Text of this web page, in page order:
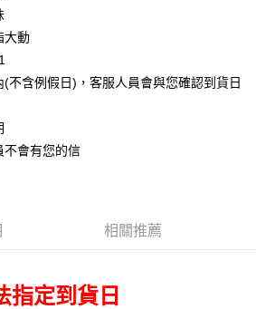
】付款後全家取貨⭐依訂購順序安
】7-11取貨付款⭐依訂購順序安排
以上)免運費
以上)免運費
含以上)免運費
大動
不含例假日)，客服人員會與您確認到貨日
不會有您的信
相關推薦
定到貨日